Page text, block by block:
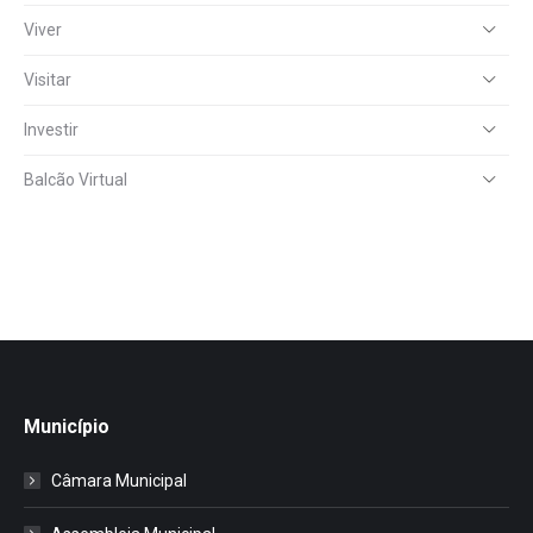
Viver
Visitar
Investir
Balcão Virtual
Município
Câmara Municipal